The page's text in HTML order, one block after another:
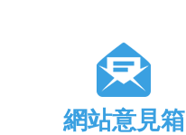
網站意見箱